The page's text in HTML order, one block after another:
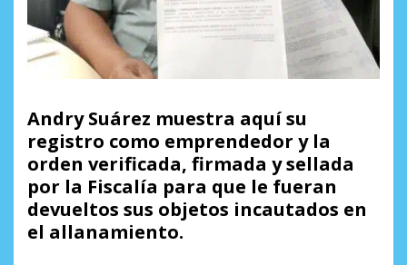
Andry Suárez muestra aquí su
registro como emprendedor y la
orden verificada, firmada y sellada
por la Fiscalía para que le fueran
devueltos sus objetos incautados en
el allanamiento.